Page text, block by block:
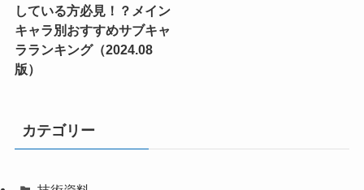
している方必見！？メイン
キャラ別おすすめサブキャ
ラランキング（2024.08
版）
カテゴリー